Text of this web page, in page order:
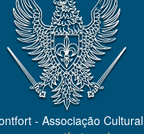
- Associação Cultural